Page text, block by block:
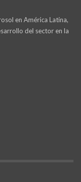
en América Latina,
del sector en la